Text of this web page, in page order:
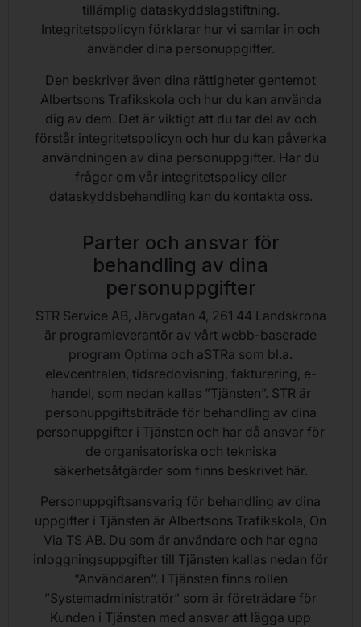
tillämplig dataskyddslagstiftning.
Integritetspolicyn förklarar hur vi samlar in och
använder dina personuppgifter.
Den beskriver även dina rättigheter gentemot
Albertsons Trafikskola och hur du kan använda
dig av dem. Det är viktigt att du tar del av och
förstår integritetspolicyn och hur du kan påverka
användningen av dina personuppgifter. Har du
frågor om vår integritetspolicy eller
dataskyddsbehandling kan du kontakta oss.
Parter och ansvar för
behandling av dina
personuppgifter
STR Service AB, Järvgatan 4, 261 44 Landskrona
är programleverantör av vårt webb-baserade
program Optima och aSTRa som bl.a.
elevcentralen, tidsredovisning, fakturering, e-
handel, som nedan kallas ”Tjänsten”. STR är
personuppgiftsbiträde för behandling av dina
personuppgifter i Tjänsten och har då ansvar för
de organisatoriska och tekniska
säkerhetsåtgärder som finns beskrivet här.
Personuppgiftsansvarig för behandling av dina
uppgifter i Tjänsten är Albertsons Trafikskola, On
Via TS AB. Du som är användare och har egna
inloggningsuppgifter till Tjänsten kallas nedan för
”Användaren”. I Tjänsten finns rollen
”Systemadministratör” som är företrädare för
Kunden i Tjänsten med ansvar att lägga upp